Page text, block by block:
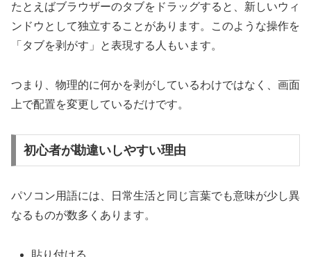
たとえばブラウザーのタブをドラッグすると、新しいウィ
ンドウとして独立することがあります。このような操作を
「タブを剥がす」と表現する人もいます。
つまり、物理的に何かを剥がしているわけではなく、画面
上で配置を変更しているだけです。
初心者が勘違いしやすい理由
パソコン用語には、日常生活と同じ言葉でも意味が少し異
なるものが数多くあります。
貼り付ける